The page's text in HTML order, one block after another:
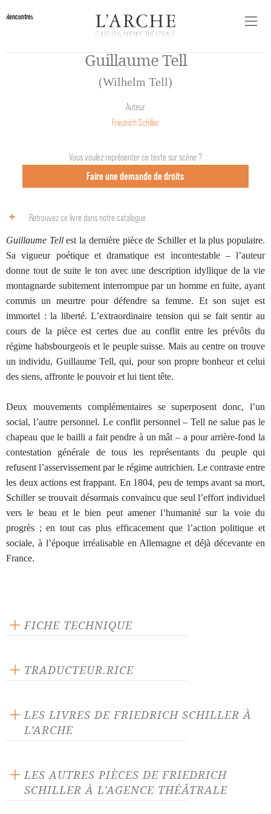
Rencontres
Guillaume Tell
(Wilhelm Tell)
Auteur
Friedrich Schiller
Vous voulez représenter ce texte sur scène ?
Faire une demande de droits
Retrouvez ce livre dans notre catalogue
Guillaume Tellest la dernière pièce de Schiller et la plus populaire.
Sa vigueur poétique et dramatique est incontestable – l’auteur
donne tout de suite le ton avec une description idyllique de la vie
montagnarde subitement interrompue par un homme en fuite, ayant
commis un meurtre pour défendre sa femme. Et son sujet est
immortel : la liberté. L’extraordinaire tension qui se fait sentir au
cours de la pièce est certes due au conflit entre les prévôts du
régime habsbourgeois et le peuple suisse. Mais au centre on trouve
un individu, Guillaume Tell, qui, pour son propre bonheur et celui
des siens, affronte le pouvoir et lui tient tête.
Deux mouvements complémentaires se superposent donc, l’un
social, l’autre personnel. Le conflit personnel – Tell ne salue pas le
chapeau que le bailli a fait pendre à un mât – a pour arrière-fond la
contestation générale de tous les représentants du peuple qui
refusent l’asservissement par le régime autrichien. Le contraste entre
les deux actions est frappant. En 1804, peu de temps avant sa mort,
Schiller se trouvait désormais convaincu que seul l’effort individuel
vers le beau et le bien peut amener l’humanité sur la voie du
progrès ; en tout cas plus efficacement que l’action politique et
sociale, à l’époque irréalisable en Allemagne et déjà décevante en
France.
FICHE TECHNIQUE
Langue source : allemand
Nombre de personnages masculins : 3
TRADUCTEUR.RICE
LES LIVRES DE FRIEDRICH SCHILLER À
L’ARCHE
LES AUTRES PIÈCES DE FRIEDRICH
SCHILLER À L’AGENCE THÉÂTRALE